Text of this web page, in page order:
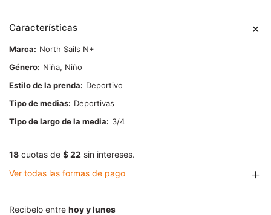
Características
Marca
North Sails N+
Género
Niña, Niño
Estilo de la prenda
Deportivo
Tipo de medias
Deportivas
Tipo de largo de la media
3/4
18 cuotas de $ 22 sin intereses.
Ver todas las formas de pago
Recibelo entre hoy y lunes